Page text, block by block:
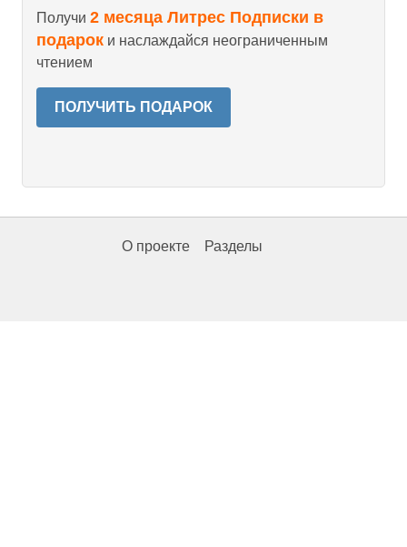
Получи 2 месяца Литрес Подписки в
подарок и наслаждайся неограниченным
чтением
ПОЛУЧИТЬ ПОДАРОК
О проекте Разделы